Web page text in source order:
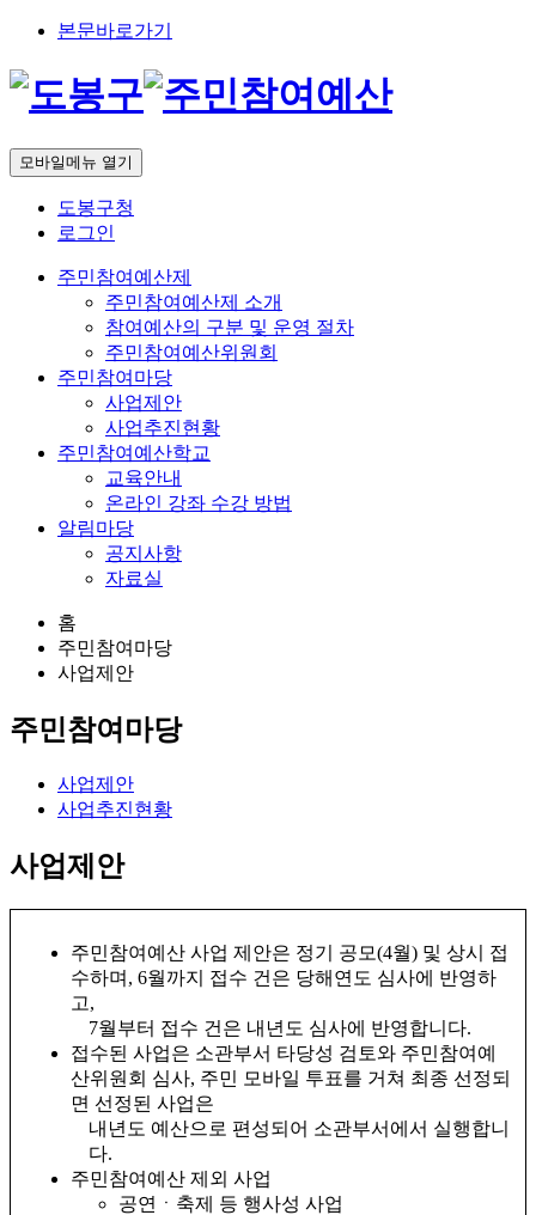
본문바로가기
모바일메뉴 열기
도봉구청
로그인
주민참여예산제
주민참여예산제 소개
참여예산의 구분 및 운영 절차
주민참여예산위원회
주민참여마당
사업제안
사업추진현황
주민참여예산학교
교육안내
온라인 강좌 수강 방법
알림마당
공지사항
자료실
홈
주민참여마당
사업제안
주민참여마당
사업제안
사업추진현황
사업제안
주민참여예산 사업 제안은 정기 공모(4월) 및 상시 접
수하며, 6월까지 접수 건은 당해연도 심사에 반영하
고,
7월부터 접수 건은 내년도 심사에 반영합니다.
접수된 사업은 소관부서 타당성 검토와 주민참여예
산위원회 심사, 주민 모바일 투표를 거쳐 최종 선정되
면 선정된 사업은
내년도 예산으로 편성되어 소관부서에서 실행합니
다.
주민참여예산 제외 사업
공연ㆍ축제 등 행사성 사업